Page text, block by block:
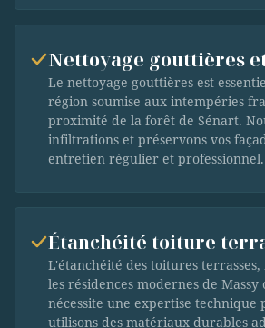
Nettoyage gouttières
Le nettoyage gouttières est
région soumise aux intempéries
proximité de la forêt de Sénart.
infiltrations et préservons vos
entretien régulier et professionnel.
Étanchéité toiture
L'étanchéité des toitures
les résidences modernes de Massy
nécessite une expertise technique
utilisons des matériaux durables